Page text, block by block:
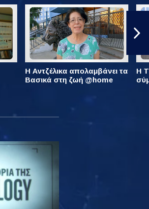
Η Αντζέλικα απολαμβάνει τα
Βασικά στη ζωή @home
Η